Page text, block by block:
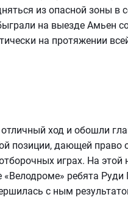
из опасной зоны в
на выезде Амьен
на протяжении
ход и обошли
позиции, дающей право
играх. На
ребята Руди
с ным